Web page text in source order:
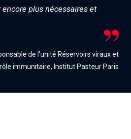
plus nécessaires et
de l’unité Réservoirs viraux et
immunitaire, Institut Pasteur Paris